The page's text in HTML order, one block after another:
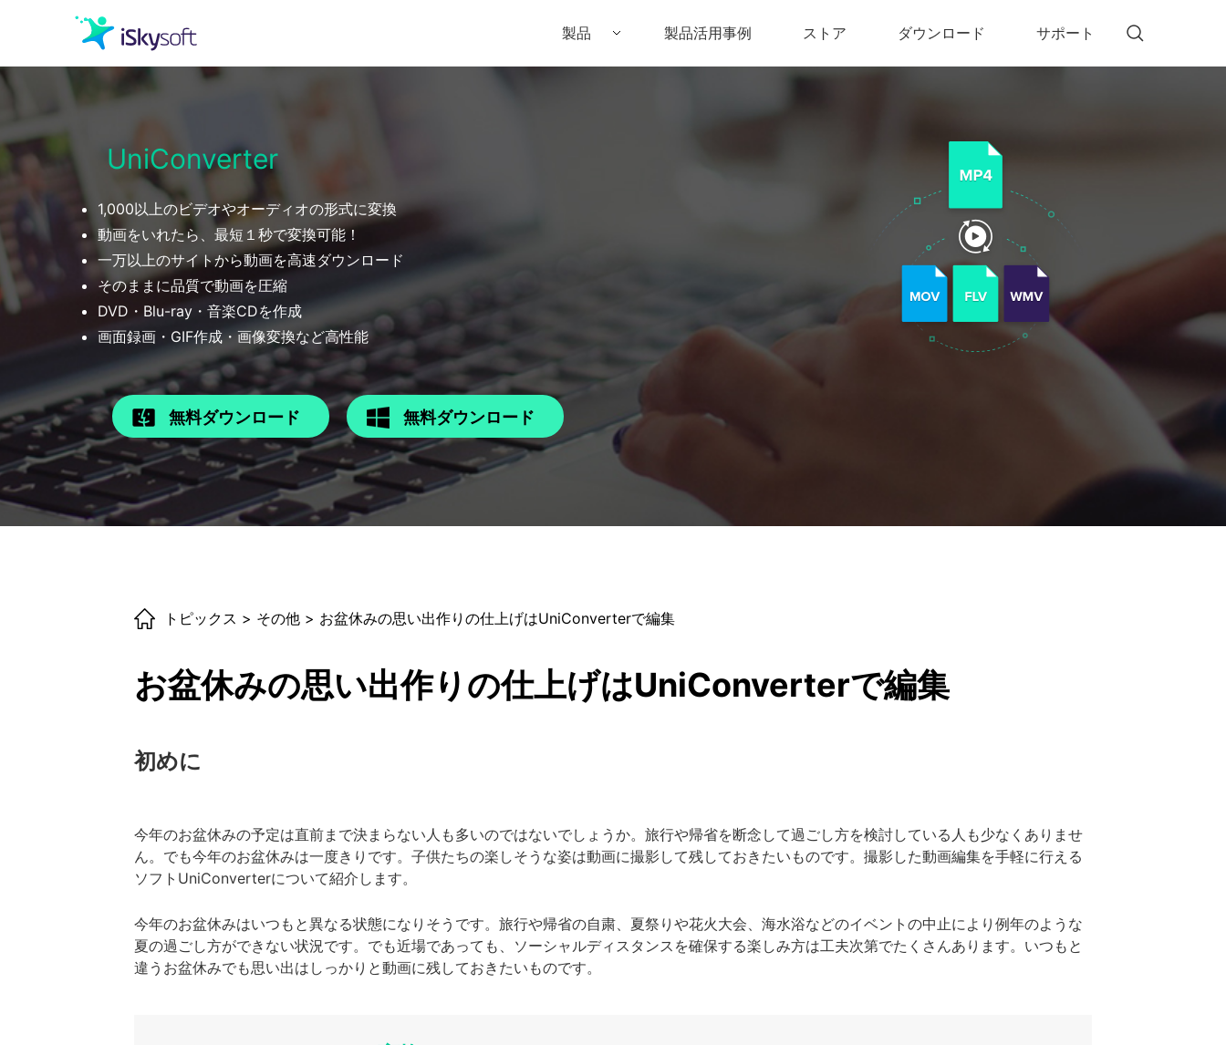
製品
オフィス効率化
ユーティリティ
製品活用事例 ストア ダウンロード サポート
UniConverter
1,000以上のビデオやオーディオの形式に変換
動画をいれたら、最短１秒で変換可能！
一万以上のサイトから動画を高速ダウンロード
そのままに品質で動画を圧縮
DVD・Blu-ray・音楽CDを作成
画面録画・GIF作成・画像変換など高性能
無料ダウンロード 無料ダウンロード
トピックス > その他 > お盆休みの思い出作りの仕上げはUniConverterで編集
お盆休みの思い出作りの仕上げはUniConverterで編集
初めに
今年のお盆休みの予定は直前まで決まらない人も多いのではないでしょうか。旅行や帰省を断念して過ごし方を検討している人も少なくありませ
ん。でも今年のお盆休みは一度きりです。子供たちの楽しそうな姿は動画に撮影して残しておきたいものです。撮影した動画編集を手軽に行える
ソフトUniConverterについて紹介します。
今年のお盆休みはいつもと異なる状態になりそうです。旅行や帰省の自粛、夏祭りや花火大会、海水浴などのイベントの中止により例年のような
夏の過ごし方ができない状況です。でも近場であっても、ソーシャルディスタンスを確保する楽しみ方は工夫次第でたくさんあります。いつもと
違うお盆休みでも思い出はしっかりと動画に残しておきたいものです。